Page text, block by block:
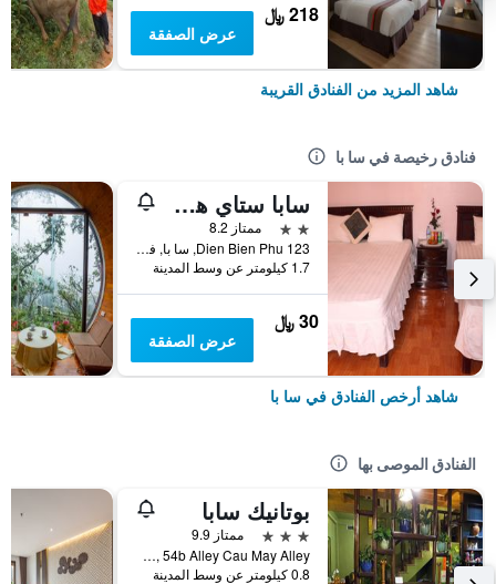
218 ﷼
عرض الصفقة
شاهد المزيد من الفنادق القريبة
فنادق رخيصة في سا با
سابا ستاي هوتل
2 نجمتين
ممتاز 8.2
123 Dien Bien Phu, سا با, فيتنام
1.7 كيلومتر عن وسط المدينة
30 ﷼
عرض الصفقة
شاهد أرخص الفنادق في سا با
الفنادق الموصى بها
بوتانيك سابا
3 نجوم
ممتاز 9.9
No 8a, 54b Alley Cau May Alley, سا با, فيتنام
0.8 كيلومتر عن وسط المدينة